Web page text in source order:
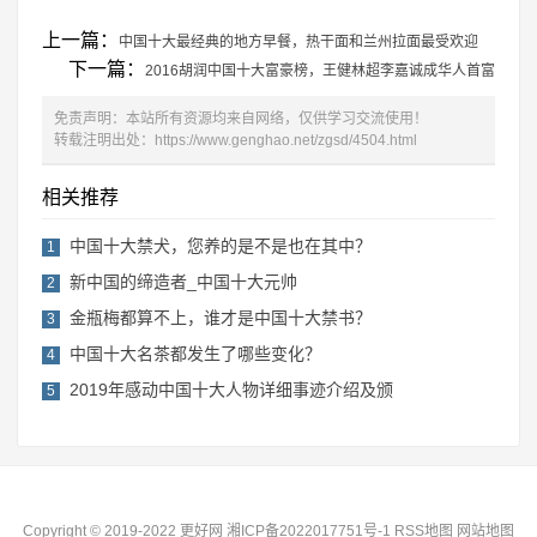
上一篇： 中国十大最经典的地方早餐，热干面和兰州拉面最受欢迎
下一篇： 2016胡润中国十大富豪榜，王健林超李嘉诚成华人首富
免责声明：本站所有资源均来自网络，仅供学习交流使用！
转载注明出处：
https://www.genghao.net/zgsd/4504.html
相关推荐
1 中国十大禁犬，您养的是不是也在其中？
2 新中国的缔造者_中国十大元帅
3 金瓶梅都算不上，谁才是中国十大禁书？
4 中国十大名茶都发生了哪些变化？
5 2019年感动中国十大人物详细事迹介绍及颁
Copyright © 2019-2022 更好网 湘ICP备2022017751号-1 RSS地图 网站地图